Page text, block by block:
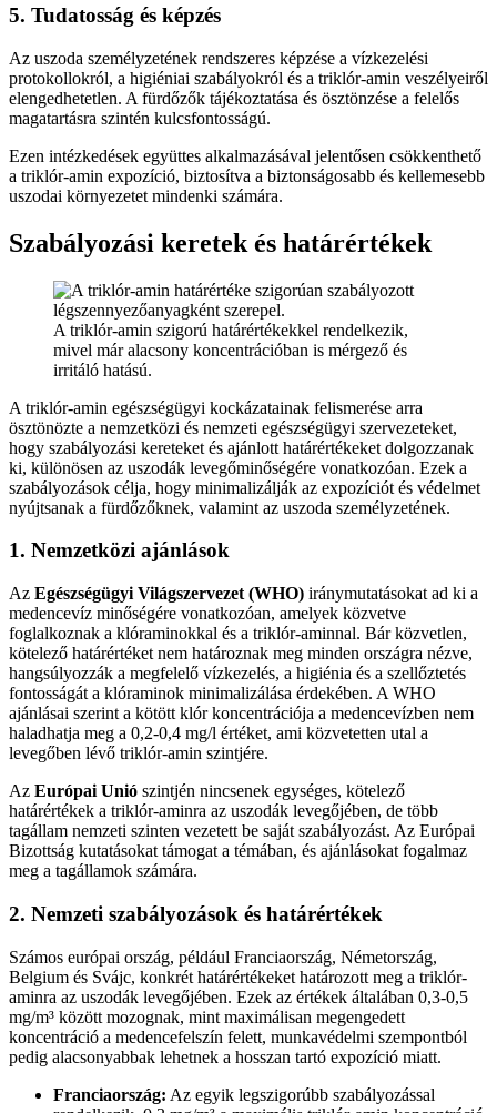
5. Tudatosság és képzés
Az uszoda személyzetének rendszeres képzése a vízkezelési
protokollokról, a higiéniai szabályokról és a triklór-amin veszélyeiről
elengedhetetlen. A fürdőzők tájékoztatása és ösztönzése a felelős
magatartásra szintén kulcsfontosságú.
Ezen intézkedések együttes alkalmazásával jelentősen csökkenthető
a triklór-amin expozíció, biztosítva a biztonságosabb és kellemesebb
uszodai környezetet mindenki számára.
Szabályozási keretek és határértékek
A triklór-amin szigorú határértékekkel rendelkezik,
mivel már alacsony koncentrációban is mérgező és
irritáló hatású.
A triklór-amin egészségügyi kockázatainak felismerése arra
ösztönözte a nemzetközi és nemzeti egészségügyi szervezeteket,
hogy szabályozási kereteket és ajánlott határértékeket dolgozzanak
ki, különösen az uszodák levegőminőségére vonatkozóan. Ezek a
szabályozások célja, hogy minimalizálják az expozíciót és védelmet
nyújtsanak a fürdőzőknek, valamint az uszoda személyzetének.
1. Nemzetközi ajánlások
Az Egészségügyi Világszervezet (WHO) iránymutatásokat ad ki a
medencevíz minőségére vonatkozóan, amelyek közvetve
foglalkoznak a klóraminokkal és a triklór-aminnal. Bár közvetlen,
kötelező határértéket nem határoznak meg minden országra nézve,
hangsúlyozzák a megfelelő vízkezelés, a higiénia és a szellőztetés
fontosságát a klóraminok minimalizálása érdekében. A WHO
ajánlásai szerint a kötött klór koncentrációja a medencevízben nem
haladhatja meg a 0,2-0,4 mg/l értéket, ami közvetetten utal a
levegőben lévő triklór-amin szintjére.
Az Európai Unió szintjén nincsenek egységes, kötelező
határértékek a triklór-aminra az uszodák levegőjében, de több
tagállam nemzeti szinten vezetett be saját szabályozást. Az Európai
Bizottság kutatásokat támogat a témában, és ajánlásokat fogalmaz
meg a tagállamok számára.
2. Nemzeti szabályozások és határértékek
Számos európai ország, például Franciaország, Németország,
Belgium és Svájc, konkrét határértékeket határozott meg a triklór-
aminra az uszodák levegőjében. Ezek az értékek általában 0,3-0,5
mg/m³ között mozognak, mint maximálisan megengedett
koncentráció a medencefelszín felett, munkavédelmi szempontból
pedig alacsonyabbak lehetnek a hosszan tartó expozíció miatt.
Franciaország: Az egyik legszigorúbb szabályozással